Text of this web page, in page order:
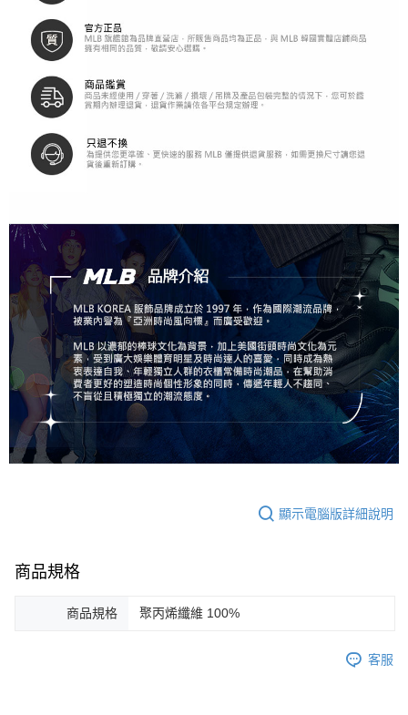
顯示電腦版詳細說明
商品規格
商品規格 聚丙烯纖維 100%
客服